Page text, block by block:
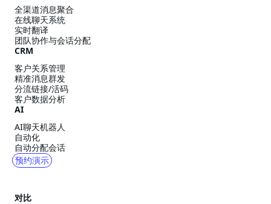
全渠道消息聚合
在线聊天系统
实时翻译
团队协作与会话分配
CRM
客户关系管理
精准消息群发
分流链接/活码
客户数据分析
AI
AI聊天机器人
自动化
自动分配会话
预约演示
对比